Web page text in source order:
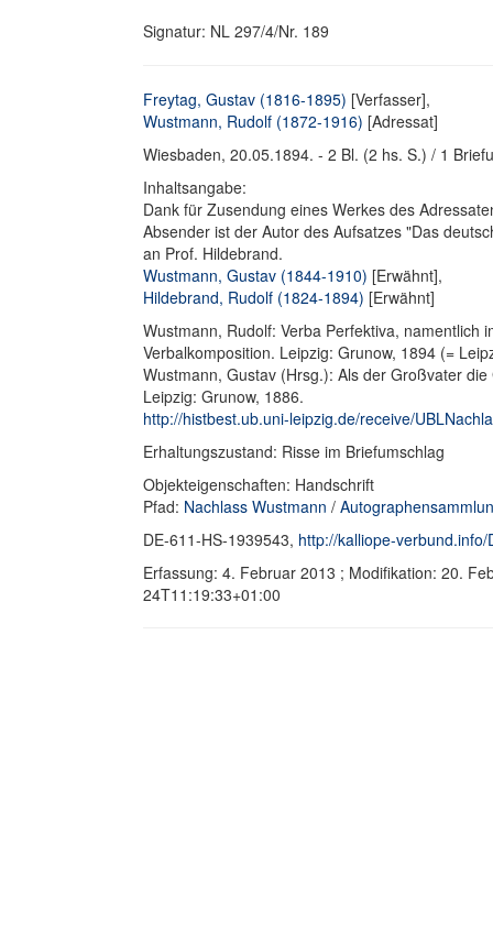
Signatur: NL 297/4/Nr. 189
Freytag, Gustav (1816-1895) [Verfasser],
Wustmann, Rudolf (1872-1916) [Adressat]
Wiesbaden, 20.05.1894. - 2 Bl. (2 hs. S.) / 1
Inhaltsangabe:
Dank für Zusendung eines Werkes des
Absender ist der Autor des Aufsatzes "Das
an Prof. Hildebrand.
Wustmann, Gustav (1844-1910) [Erwähnt],
Hildebrand, Rudolf (1824-1894) [Erwähnt]
Wustmann, Rudolf: Verba Perfektiva, namentlich
Verbalkomposition. Leipzig: Grunow, 1894 (=
Wustmann, Gustav (Hrsg.): Als der Großvater
Leipzig: Grunow, 1886.
http://histbest.ub.uni-leipzig.de/receive/
Erhaltungszustand: Risse im Briefumschlag
Objekteigenschaften: Handschrift
Pfad: Nachlass Wustmann /
DE-611-HS-1939543, http://kalliope-
Erfassung: 4. Februar 2013 ; Modifikation: 20.
24T11:19:33+01:00